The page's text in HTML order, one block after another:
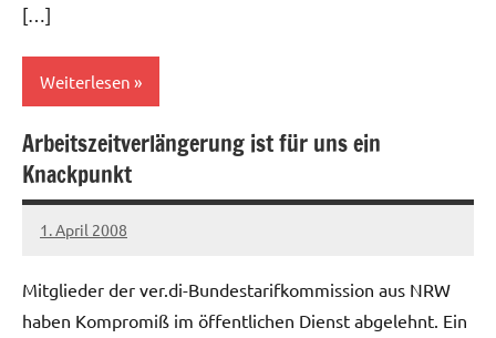
[…]
Weiterlesen
Allgemein
Arbeitszeitverlängerung ist für uns ein
Knackpunkt
1. April 2008
Ilja
Mitglieder der ver.di-Bundestarifkommission aus NRW
haben Kompromiß im öffentlichen Dienst abgelehnt. Ein